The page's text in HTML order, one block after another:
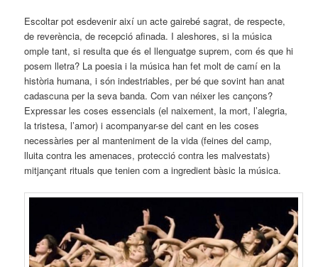
Escoltar pot esdevenir així un acte gairebé sagrat, de respecte,
de reverència, de recepció afinada. I aleshores, si la música
omple tant, si resulta que és el llenguatge suprem, com és que hi
posem lletra? La poesia i la música han fet molt de camí en la
història humana, i són indestriables, per bé que sovint han anat
cadascuna per la seva banda. Com van néixer les cançons?
Expressar les coses essencials (el naixement, la mort, l’alegria,
la tristesa, l’amor) i acompanyar-se del cant en les coses
necessàries per al manteniment de la vida (feines del camp,
lluita contra les amenaces, protecció contra les malvestats)
mitjançant rituals que tenien com a ingredient bàsic la música.